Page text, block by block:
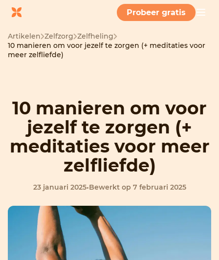
Probeer gratis
Artikelen Zelfzorg Zelfheling
10 manieren om voor jezelf te zorgen (+ meditaties voor
meer zelfliefde)
10 manieren om voor
jezelf te zorgen (+
meditaties voor meer
zelfliefde)
23 januari 2025•Bewerkt op 7 februari 2025